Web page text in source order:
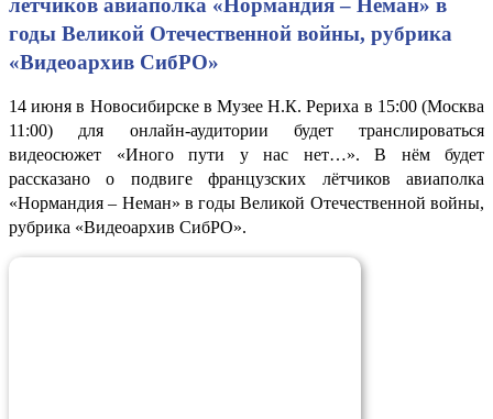
лётчиков авиаполка «Нормандия – Неман» в
годы Великой Отечественной войны, рубрика
«Видеоархив СибРО»
14 июня в Новосибирске в Музее Н.К. Рериха в 15:00 (Москва
11:00) для онлайн-аудитории будет транслироваться
видеосюжет «Иного пути у нас нет…». В нём будет
рассказано о подвиге французских лётчиков авиаполка
«Нормандия – Неман» в годы Великой Отечественной войны,
рубрика «Видеоархив СибРО».